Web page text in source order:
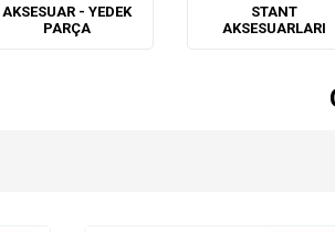
AKSESUAR - YEDEK
PARÇA
STANT
AKSESUARLARI